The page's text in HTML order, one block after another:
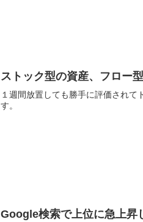
ストック型の資産、フロー
１週間放置しても勝手に評価され
す。
Google検索で上位に急上昇